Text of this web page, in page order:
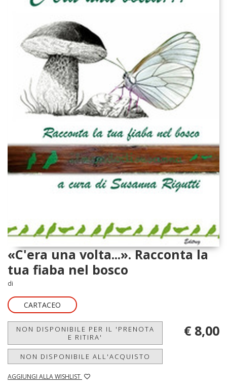
«C'era una volta...». Racconta la
tua fiaba nel bosco
di
CARTACEO
NON DISPONIBILE PER IL 'PRENOTA
E RITIRA'
NON DISPONIBILE ALL'ACQUISTO
AGGIUNGI ALLA WISHLIST
€ 8,00